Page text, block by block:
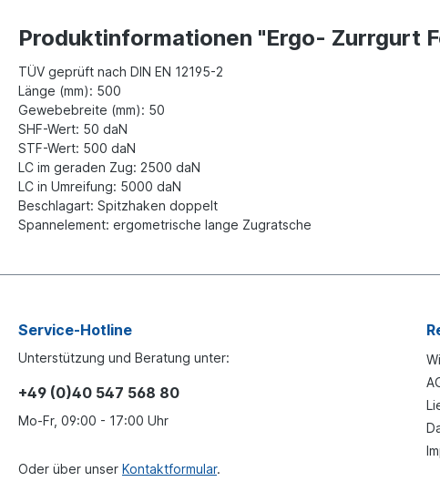
Produktinformationen "Ergo- Zurrgurt
TÜV geprüft nach DIN EN 12195-2
Länge (mm): 500
Gewebebreite (mm): 50
SHF-Wert: 50 daN
STF-Wert: 500 daN
LC im geraden Zug: 2500 daN
LC in Umreifung: 5000 daN
Beschlagart: Spitzhaken doppelt
Spannelement: ergometrische lange Zugratsche
Service-Hotline
Unterstützung und Beratung unter:
+49 (0)40 547 568 80
Mo-Fr, 09:00 - 17:00 Uhr
Oder über unser Kontaktformular.